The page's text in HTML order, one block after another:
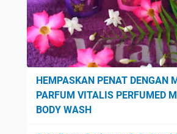
HEMPASKAN PENAT DENGAN
PARFUM VITALIS PERFUMED
BODY WASH